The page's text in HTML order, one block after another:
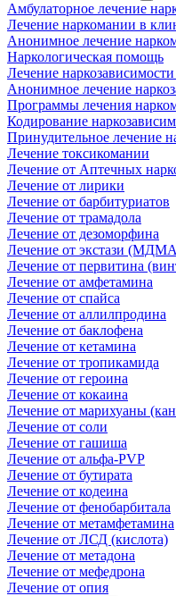
Амбулаторное лечение
Лечение наркомании в
Анонимное лечение
Наркологическая помощь
Лечение
Анонимное лечение
Программы лечения
Кодирование
Принудительное лечение
Лечение токсикомании
Лечение от Аптечных
Лечение от лирики
Лечение от барбитуриатов
Лечение от трамадола
Лечение от дезоморфина
Лечение от экстази
Лечение от первитина
Лечение от амфетамина
Лечение от спайса
Лечение от аллилпродина
Лечение от баклофена
Лечение от кетамина
Лечение от тропикамида
Лечение от героина
Лечение от кокаина
Лечение от марихуаны
Лечение от соли
Лечение от гашиша
Лечение от альфа-PVP
Лечение от бутирата
Лечение от кодеина
Лечение от фенобарбитала
Лечение от метамфетамина
Лечение от ЛСД (кислота)
Лечение от метадона
Лечение от мефедрона
Лечение от опия